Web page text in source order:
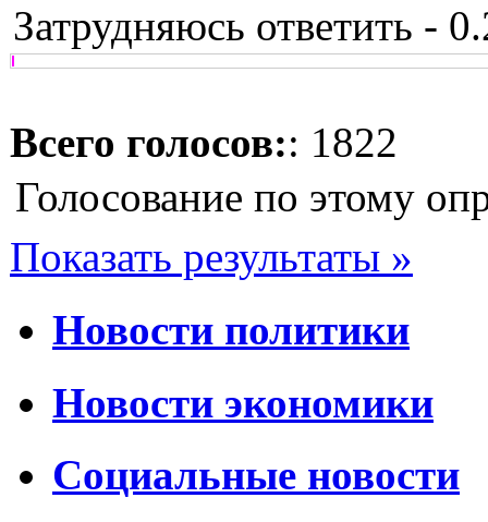
Затрудняюсь ответить -
Всего голосов:: 1822
Голосование по этому
Показать результаты »
Новости политики
Новости экономики
Социальные новости